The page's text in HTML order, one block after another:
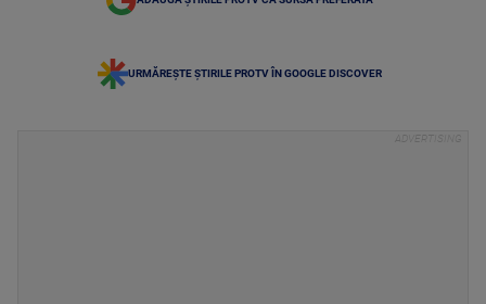
URMĂREȘTE ȘTIRILE PROTV ÎN GOOGLE DISCOVER